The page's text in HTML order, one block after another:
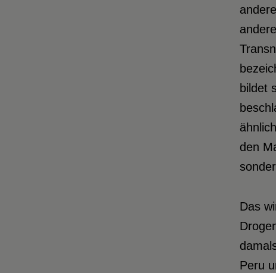
bildet
den
Das
Peru